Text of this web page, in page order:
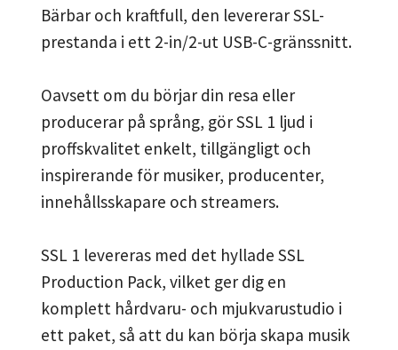
Bärbar och kraftfull, den levererar SSL-
prestanda i ett 2-in/2-ut USB-C-gränssnitt.
Oavsett om du börjar din resa eller
producerar på språng, gör SSL 1 ljud i
proffskvalitet enkelt, tillgängligt och
inspirerande för musiker, producenter,
innehållsskapare och streamers.
SSL 1 levereras med det hyllade SSL
Production Pack, vilket ger dig en
komplett hårdvaru- och mjukvarustudio i
ett paket, så att du kan börja skapa musik